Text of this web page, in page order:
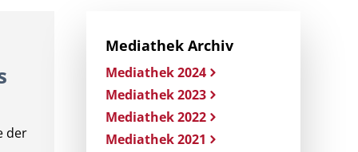
der
Mediathek Archiv
Mediathek 2024
Mediathek 2023
Mediathek 2022
Mediathek 2021